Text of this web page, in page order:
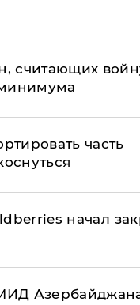
считающих
часть
начал